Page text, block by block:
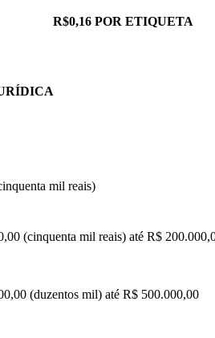
R$0,16 POR ETIQUETA
mil reais)
(cinquenta mil reais) até R$
(duzentos mil) até R$ 500.000,00